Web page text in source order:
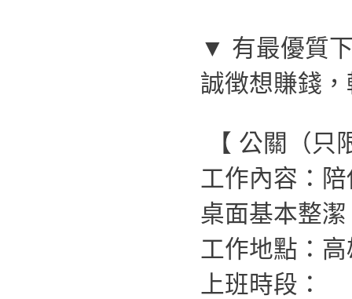
▼ 有最優質
誠徴想賺錢
【 公關（只
工作內容：
桌面基本整潔
工作地點：
上班時段：